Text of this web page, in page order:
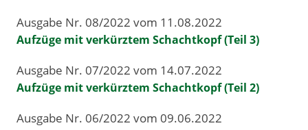
Ausgabe Nr. 08/2022 vom 11.08.2022
Aufzüge mit verkürztem Schachtkopf (Teil 3)
Ausgabe Nr. 07/2022 vom 14.07.2022
Aufzüge mit verkürztem Schachtkopf (Teil 2)
Ausgabe Nr. 06/2022 vom 09.06.2022